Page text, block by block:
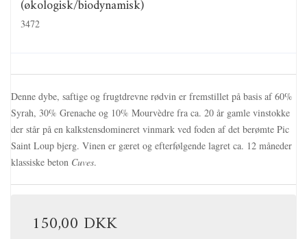
(økologisk/biodynamisk)
3472
Denne dybe, saftige og frugtdrevne rødvin er fremstillet på basis af 60%
Syrah, 30% Grenache og 10% Mourvèdre fra ca. 20 år gamle vinstokke
der står på en kalkstensdomineret vinmark ved foden af det berømte Pic
Saint Loup bjerg. Vinen er gæret og efterfølgende lagret ca. 12 måneder
klassiske beton Cuves.
150,00 DKK